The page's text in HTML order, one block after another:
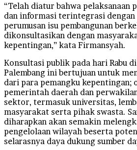
“Telah diatur bahwa pelaksanaan
dan informasi terintegrasi
perumusan isu pembangunan
dikonsultasikan dengan
kepentingan,” kata Firmansyah.
Konsultasi publik pada hari Rabu
Palembang ini bertujuan untuk
dari para pemangku kepentingan;
pemerintah daerah dan
sektor, termasuk universitas,
masyarakat serta pihak swasta.
diharapkan akan semakin
pengelolaan wilayah beserta
selarasnya daya dukung sumber